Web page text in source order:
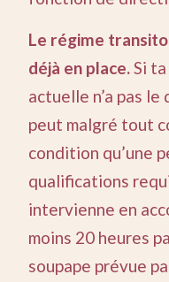
Le régime
déjà en place.Si
actuelle n’a pas
peut malgré tout
condition qu’une
qualifications
intervienne en
moins 20 heures
soupape prévue